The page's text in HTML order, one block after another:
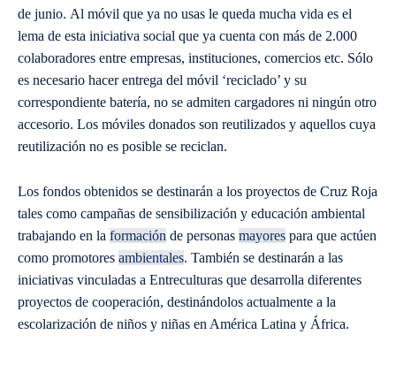
de junio. Al móvil que ya no usas le queda mucha vida es el
lema de esta iniciativa social que ya cuenta con más de 2.000
colaboradores entre empresas, instituciones, comercios etc. Sólo
es necesario hacer entrega del móvil ‘reciclado’ y su
correspondiente batería, no se admiten cargadores ni ningún otro
accesorio. Los móviles donados son reutilizados y aquellos cuya
reutilización no es posible se reciclan.
Los fondos obtenidos se destinarán a los proyectos de Cruz Roja
tales como campañas de sensibilización y educación ambiental
trabajando en la formación de personas mayores para que actúen
como promotores ambientales. También se destinarán a las
iniciativas vinculadas a Entreculturas que desarrolla diferentes
proyectos de cooperación, destinándolos actualmente a la
escolarización de niños y niñas en América Latina y África.